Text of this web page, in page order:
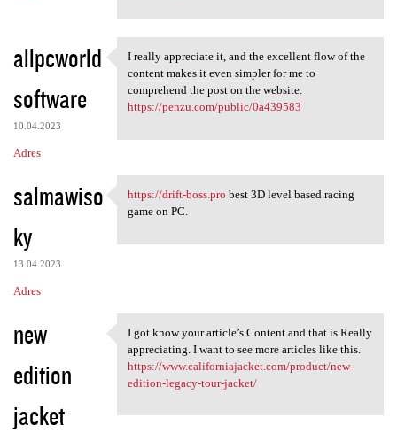
allpcworld
software
10.04.2023
Adres
I really appreciate it, and
I really appreciate it, and the excellent flow of the
content makes it even simpler for me to
comprehend the post on the website.
https://penzu.com/public/0a439583
salmawiso
ky
13.04.2023
Adres
https://drift-boss.pro best
https://drift-boss.pro best 3D level based racing
game on PC.
new
edition
jacket
I got know your article’s
I got know your article’s Content and that is Really
appreciating. I want to see more articles like this.
https://www.californiajacket.com/product/new-
edition-legacy-tour-jacket/